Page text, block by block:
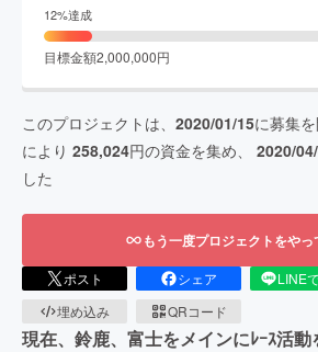
12%達成
目標金額2,000,000円
このプロジェクトは、 2020/01/15に募集を
により 258,024円の資金を集め、 2020/
した
もう一度プロジェクトをや
ポスト シェア LINE
埋め込み
QRコード
現在、鈴鹿、富士をメインにﾚｰｽ活